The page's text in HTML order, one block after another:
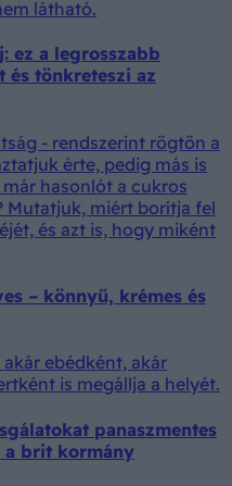
látható.
ez a legrosszabb
tönkreteszi az
- rendszerint rögtön a
érte, pedig más is
hasonlót a cukros
Mutatjuk, miért borítja fel
és azt is, hogy miként
– könnyű, krémes és
ebédként, akár
is megállja a helyét.
panaszmentes
a brit kormány